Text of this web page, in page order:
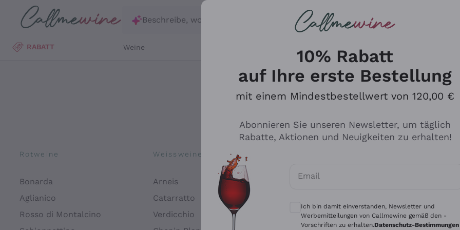
Zum Hauptinhalt springen
Beschreibe, wonach du suchst
RABATT Weine
Rotweine
Bonarda
Aglianico
Rosso di Montalcino
Weissweine
Arneis
Catarratto
Verdicchio
Tenuta San Leonardo
Alessandra Divella
Für
10% Rabatt
auf Ihre erste Bestellung
mit einem Mindestbestellwert von 120,00 €
Abonnieren Sie unseren Newsletter, um täglich
Rabatte, Aktionen und Neuigkeiten zu erhalten!
Email
Optionale Einwilligungen zum Erhalt von
Ich bin damit einverstanden, Newsletter und
Werbemitteilungen von Callmewine gemäß den -
Vorschriften zu erhalten.Datenschutz-Bestimmungen